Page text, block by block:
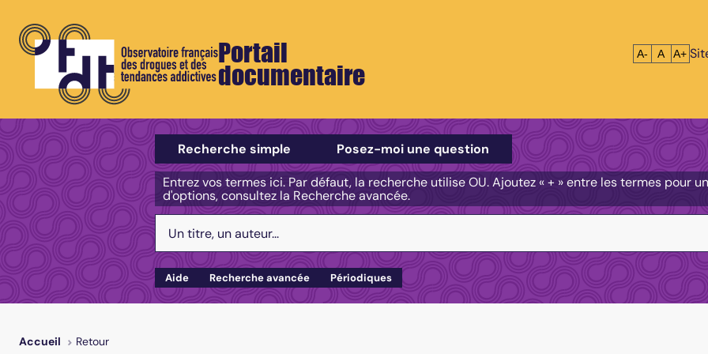
Portail
documentaire
Réduire le
A- A A+
Sélectionner un type de recherche
Recherche simple
Posez-moi une question
Entrez vos termes ici. Par défaut, la recherche utilise OU. Ajoutez « + » entre les termes pour
d'options, consultez la Recherche avancée.
Aide Recherche avancée Périodiques
Accueil Retour